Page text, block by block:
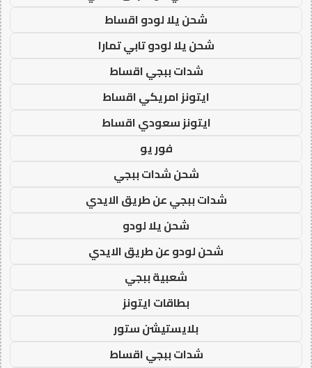
شحن يلا لودو اقساط
شحن يلا لودو تابي تمارا
شدات ببجي اقساط
ايتونز امريكي اقساط
ايتونز سعودي اقساط
فور يو
شحن شدات ببجي
شدات ببجي عن طريق الايدي
شحن يلا لودو
شحن لودو عن طريق الايدي
شعبية ببجي
بطاقات ايتونز
بلايستيشن ستور
شدات ببجي اقساط